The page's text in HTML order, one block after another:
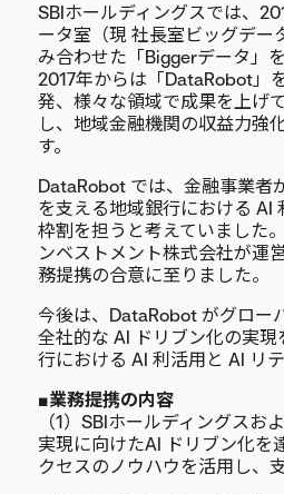
SBIホールディングスでは、
ータ室（現 社長室ビッグデー
み合わせた「Biggerデータ」
2017年からは「DataRobot」
発、様々な領域で成果を上げ
し、地域金融機関の収益力強
す。
DataRobot では、金融事業者
を支える地域銀行における AI
枠割を担うと考えていました
ンベストメント株式会社が運
務提携の合意に至りました。
今後は、DataRobot がグロー
全社的な AI ドリブン化の実
行における AI 利活用と AI リ
■業務提携の内容
（1）SBIホールディングス
実現に向けたAI ドリブン化を
クセスのノウハウを活用し、